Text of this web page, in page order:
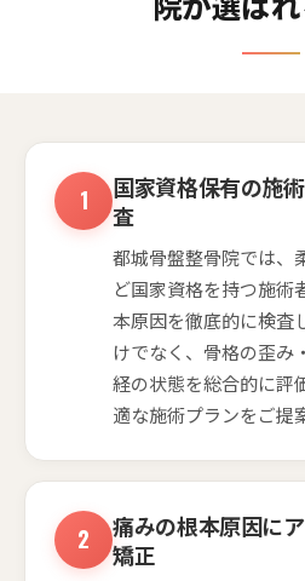
国家資格保有の施
査
都城骨盤整骨院では、
ど国家資格を持つ施術
本原因を徹底的に検査
けでなく、骨格の歪み
経の状態を総合的に評
適な施術プランをご提
痛みの根本原因に
矯正